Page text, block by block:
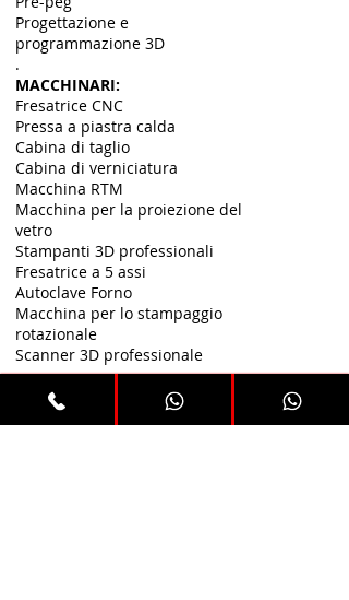
Progettazione e
programmazione 3D
.
MACCHINARI:
Fresatrice CNC
Pressa a piastra calda
Cabina di taglio
Cabina di verniciatura
Macchina RTM
Macchina per la proiezione del
vetro
Stampanti 3D professionali
Fresatrice a 5 assi
Autoclave Forno
Macchina per lo stampaggio
rotazionale
Scanner 3D professionale
.